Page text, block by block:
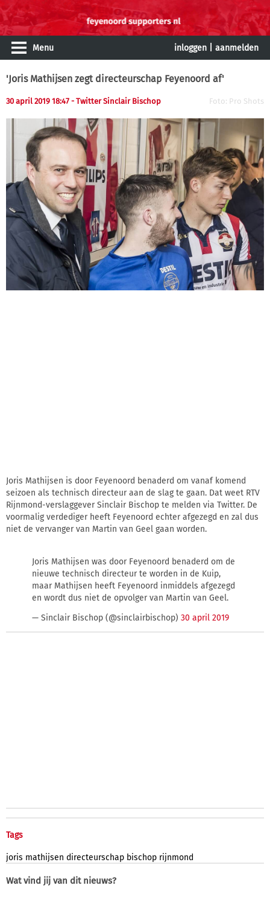
Menu inloggen aanmelden
'Joris Mathijsen zegt directeurschap Feyenoord af'
30 april 2019 18:47 - Twitter Sinclair Bischop Foto: Pro Shots
Joris Mathijsen is door Feyenoord benaderd om vanaf komend
seizoen als technisch directeur aan de slag te gaan. Dat weet RTV
Rijnmond-verslaggever Sinclair Bischop te melden via Twitter. De
voormalig verdediger heeft Feyenoord echter afgezegd en zal dus
niet de vervanger van Martin van Geel gaan worden.
Joris Mathijsen was door Feyenoord benaderd om de
nieuwe technisch directeur te worden in de Kuip,
maar Mathijsen heeft Feyenoord inmiddels afgezegd
en wordt dus niet de opvolger van Martin van Geel.
— Sinclair Bischop (@sinclairbischop) 30 april 2019
Tags
joris mathijsen directeurschap bischop rijnmond
Wat vind jij van dit nieuws?